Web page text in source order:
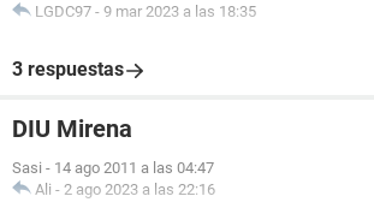
LGDC97 - 9 mar 2023 a las 18:35
3 respuestas
DIU Mirena
Sasi - 14 ago 2011 a las 04:47
Ali - 2 ago 2023 a las 22:16